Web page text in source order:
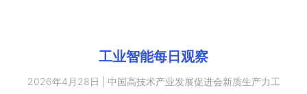
工业智能每日观察
2026年4月28日 | 中国高技术产业发展促进会新质生产力工